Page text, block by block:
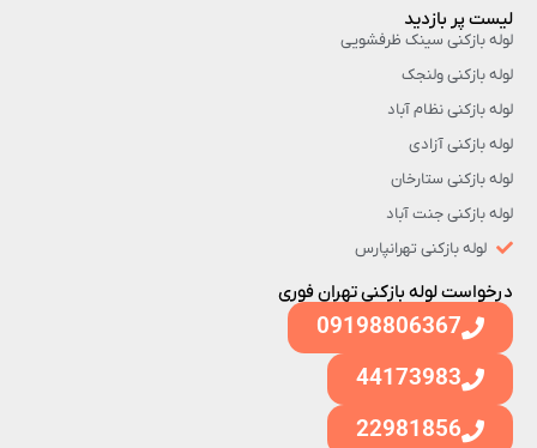
لیست پر بازدید
لوله بازکنی سینک ظرفشویی
لوله بازکنی ولنجک
لوله بازکنی نظام آباد
لوله بازکنی آزادی
لوله بازکنی ستارخان
لوله بازکنی جنت آباد
لوله بازکنی تهرانپارس
درخواست لوله بازکنی تهران فوری
09198806367
44173983
22981856